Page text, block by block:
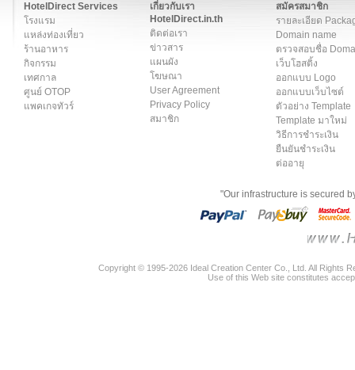
HotelDirect Services
โรงแรม
แหล่งท่องเที่ยว
ร้านอาหาร
กิจกรรม
เทศกาล
ศูนย์ OTOP
แพคเกจทัวร์
เกี่ยวกับเรา
HotelDirect.in.th
ติดต่อเรา
ข่าวสาร
แผนผัง
โฆษณา
User Agreement
Privacy Policy
สมาชิก
สมัครสมาชิก
รายละเอียด
Domain name
ตรวจสอบชื่อ
เว็บโฮสติ้ง
ออกแบบ Logo
ออกแบบเว็บไซต์
ตัวอย่าง Template
Template มาใหม่
วิธีการชำระเงิน
ยืนยันชำระเงิน
ต่ออายุ
"Our infrastructure is secured
Copyright © 1995-2026 Ideal Creation Center Co., Ltd. All Rights
Use of this Web site constitutes